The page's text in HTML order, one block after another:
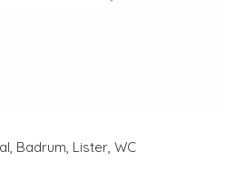
, Badrum, Lister, WC